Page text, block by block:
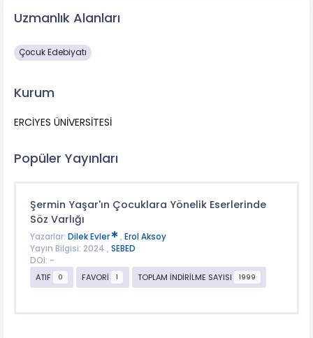
Uzmanlık Alanları
Çocuk Edebiyatı
Kurum
ERCİYES ÜNİVERSİTESİ
Popüler Yayınları
Şermin Yaşar'ın Çocuklara Yönelik Eserlerinde
Söz Varlığı
Yazarlar: Dilek Evler , Erol Aksoy
Yayın Bilgisi: 2024 , SEBED
DOI: -
ATIF
0 FAVORİ 1 TOPLAM İNDİRİLME SAYISI 1999